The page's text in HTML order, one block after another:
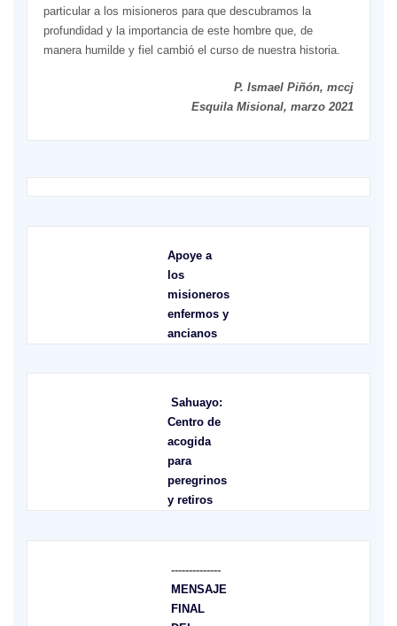
particular a los misioneros ­para que descubramos la
profundi­dad y la importancia de este hombre que, de
manera humilde y fiel cam­bió el curso de nuestra historia.
P. Ismael Piñón, mccj
Esquila Misional, marzo 2021
Apoye a
los
misioneros
enfermos y
ancianos
Sahuayo:
Centro de
acogida
para
peregrinos
y retiros
--------------
MENSAJE
FINAL